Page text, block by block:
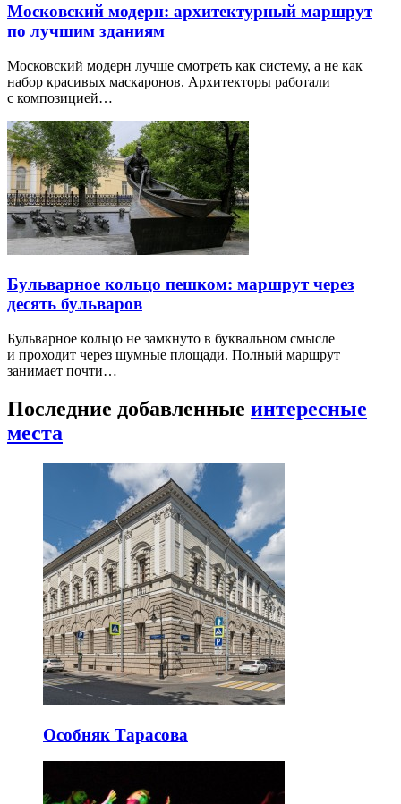
Московский модерн: архитектурный маршрут
по лучшим зданиям
Московский модерн лучше смотреть как систему, а не как
набор красивых маскаронов. Архитекторы работали
с композицией…
Бульварное кольцо пешком: маршрут через
десять бульваров
Бульварное кольцо не замкнуто в буквальном смысле
и проходит через шумные площади. Полный маршрут
занимает почти…
Последние добавленные интересные
места
Особняк Тарасова